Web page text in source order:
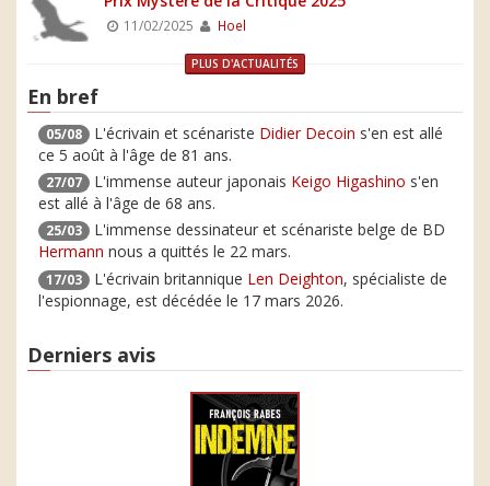
11/02/2025 Hoel
PLUS D'ACTUALITÉS
En bref
05/08 L'écrivain et scénariste Didier Decoin s'en est allé
ce 5 août à l'âge de 81 ans.
27/07 L'immense auteur japonais Keigo Higashino s'en
est allé à l'âge de 68 ans.
25/03
L'immense dessinateur et scénariste belge de BD
Hermann nous a quittés le 22 mars.
17/03 L'écrivain britannique Len Deighton, spécialiste de
l'espionnage, est décédée le 17 mars 2026.
Derniers avis